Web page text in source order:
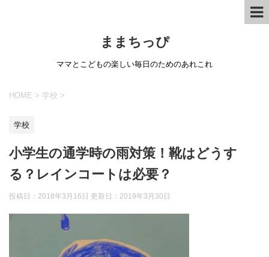
ままちっぴ
ママとこどもの楽しい毎日のためのあれこれ
HOME > 学校 >
学校
小学生の通学時の雨対策！靴はどうす
る？レインコートは必要？
投稿日：2018年3月16日 更新日： 2019年3月30日